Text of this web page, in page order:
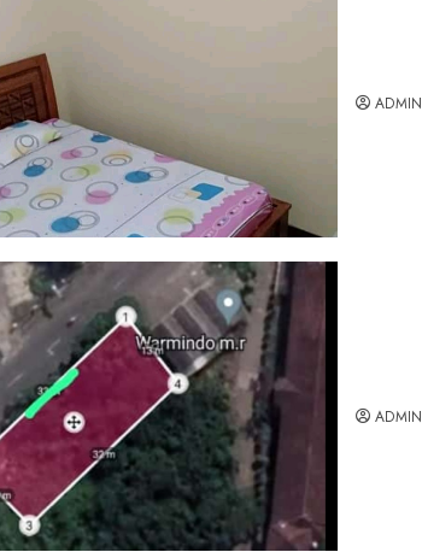
ADMIN
ADMIN